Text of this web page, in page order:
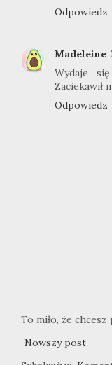
Odpowiedz
Madeleine
Wydaje
Zaciekawił
Odpowiedz
To miło, że
Nowszy post